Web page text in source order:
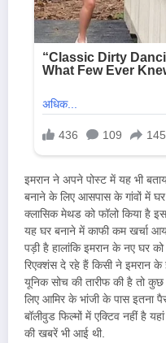
इमरान ने अपने पोस्ट में यह भी
बनाने के लिए आसपास के गांवों में
क्लासिक मेथड को फॉलो किया है
यह घर बनाने में काफी कम खर्चा
पड़ी है हालांकि इमरान के नए
रिएक्शंस दे रहे हैं किसी ने इमरान
यूनिक सोच की तारीफ की है तो
लिए आमिर के भांजी के पास इतना
बॉलीवुड फिल्मों में एक्टिव नहीं है
की खबरें भी आई थी.